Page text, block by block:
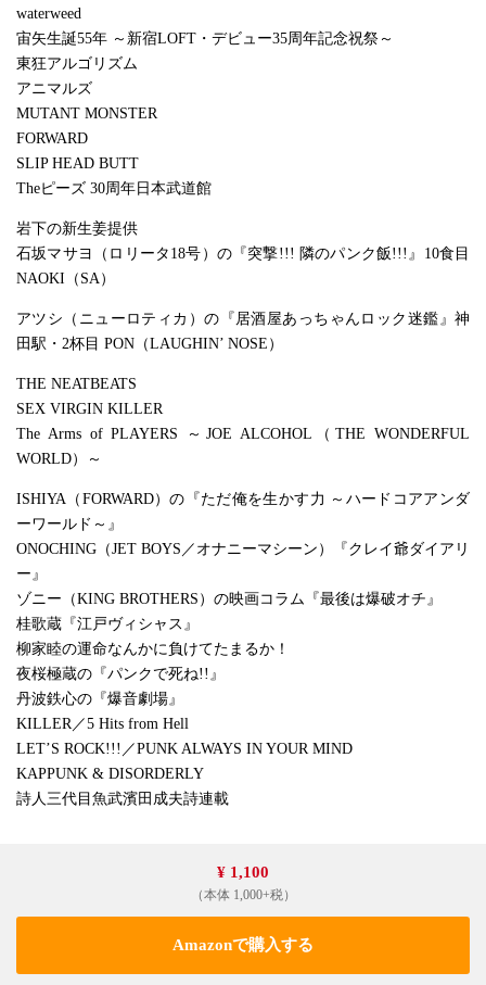
waterweed
宙矢生誕55年 ～新宿LOFT・デビュー35周年記念祝祭～
東狂アルゴリズム
アニマルズ
MUTANT MONSTER
FORWARD
SLIP HEAD BUTT
Theピーズ 30周年日本武道館
岩下の新生姜提供
石坂マサヨ（ロリータ18号）の『突撃!!! 隣のパンク飯!!!』10食目
NAOKI（SA）
アツシ（ニューロティカ）の『居酒屋あっちゃんロック迷鑑』神
田駅・2杯目 PON（LAUGHIN’ NOSE）
THE NEATBEATS
SEX VIRGIN KILLER
The Arms of PLAYERS ～JOE ALCOHOL（THE WONDERFUL
WORLD）～
ISHIYA（FORWARD）の『ただ俺を生かす力 ～ハードコアアンダ
ーワールド～』
ONOCHING（JET BOYS／オナニーマシーン）『クレイ爺ダイアリ
ー』
ゾニー（KING BROTHERS）の映画コラム『最後は爆破オチ』
桂歌蔵『江戸ヴィシャス』
柳家睦の運命なんかに負けてたまるか！
夜桜極蔵の『パンクで死ね!!』
丹波鉄心の『爆音劇場』
KILLER／5 Hits from Hell
LET’S ROCK!!!／PUNK ALWAYS IN YOUR MIND
KAPPUNK & DISORDERLY
詩人三代目魚武濱田成夫詩連載
¥ 1,100
（本体 1,000+税）
Amazonで購入する